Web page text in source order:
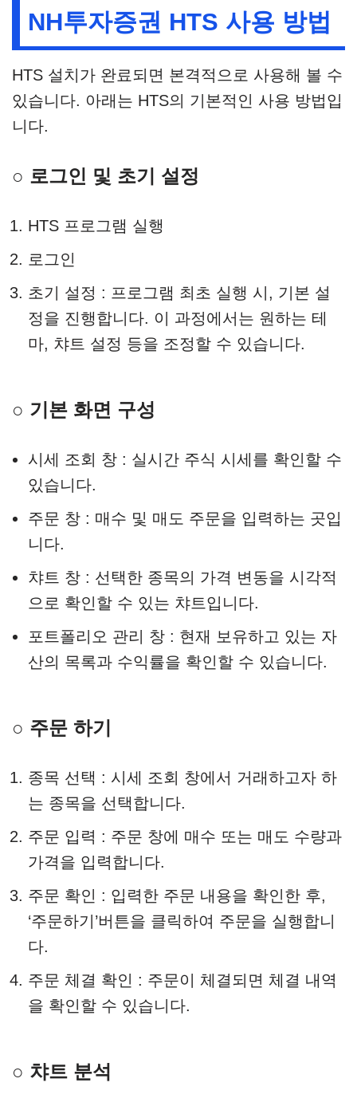
NH투자증권 HTS 사용 방법
HTS 설치가 완료되면 본격적으로 사용해 볼 수
있습니다. 아래는 HTS의 기본적인 사용 방법입
니다.
○ 로그인 및 초기 설정
HTS 프로그램 실행
로그인
초기 설정 : 프로그램 최초 실행 시, 기본 설
정을 진행합니다. 이 과정에서는 원하는 테
마, 챠트 설정 등을 조정할 수 있습니다.
○ 기본 화면 구성
시세 조회 창 : 실시간 주식 시세를 확인할 수
있습니다.
주문 창 : 매수 및 매도 주문을 입력하는 곳입
니다.
챠트 창 : 선택한 종목의 가격 변동을 시각적
으로 확인할 수 있는 챠트입니다.
포트폴리오 관리 창 : 현재 보유하고 있는 자
산의 목록과 수익률을 확인할 수 있습니다.
○ 주문 하기
종목 선택 : 시세 조회 창에서 거래하고자 하
는 종목을 선택합니다.
주문 입력 : 주문 창에 매수 또는 매도 수량과
가격을 입력합니다.
주문 확인 : 입력한 주문 내용을 확인한 후,
‘주문하기’버튼을 클릭하여 주문을 실행합니
다.
주문 체결 확인 : 주문이 체결되면 체결 내역
을 확인할 수 있습니다.
○ 챠트 분석